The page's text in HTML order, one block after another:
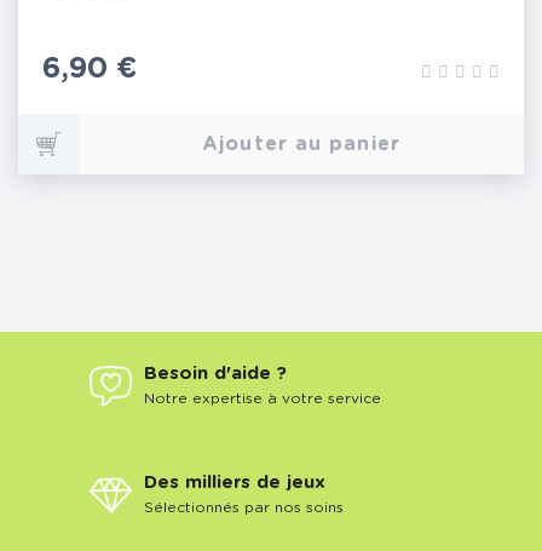
Prix
6,90 €
Ajouter au panier
Besoin d'aide ?
Notre expertise à votre service
Des milliers de jeux
Sélectionnés par nos soins